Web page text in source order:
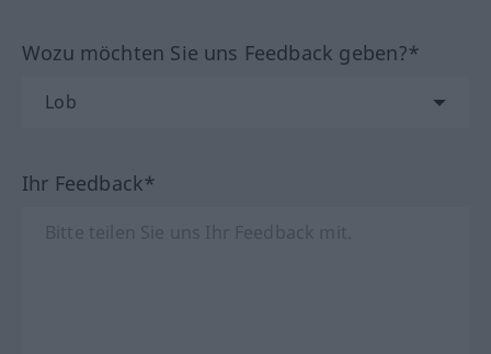
Wozu möchten Sie uns Feedback geben?*
Ihr Feedback*